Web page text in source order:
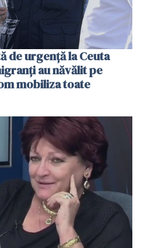
de urgență la Ceuta
au năvălit pe
mobiliza toate